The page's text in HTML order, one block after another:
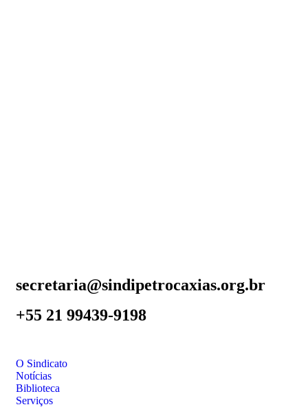
secretaria@sindipetrocaxias.org.br
+55 21 99439-9198
O Sindicato
Notícias
Biblioteca
Serviços